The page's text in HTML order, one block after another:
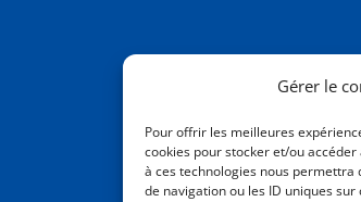
Gérer le
Pour offrir les meilleures
cookies pour stocker et/ou
à ces technologies nous
de navigation ou les ID uniques